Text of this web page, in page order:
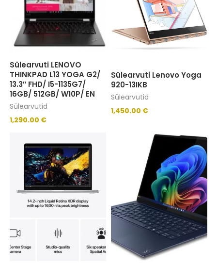
Sülearvuti LENOVO
THINKPAD L13 YOGA G2/
13.3″ FHD/ I5-1135G7/
16GB/ 512GB/ W10P/ EN
Sülearvutid
1,290.00 €
Sülearvuti Lenovo Yoga
920-13IKB
Sülearvutid
1,450.00 €